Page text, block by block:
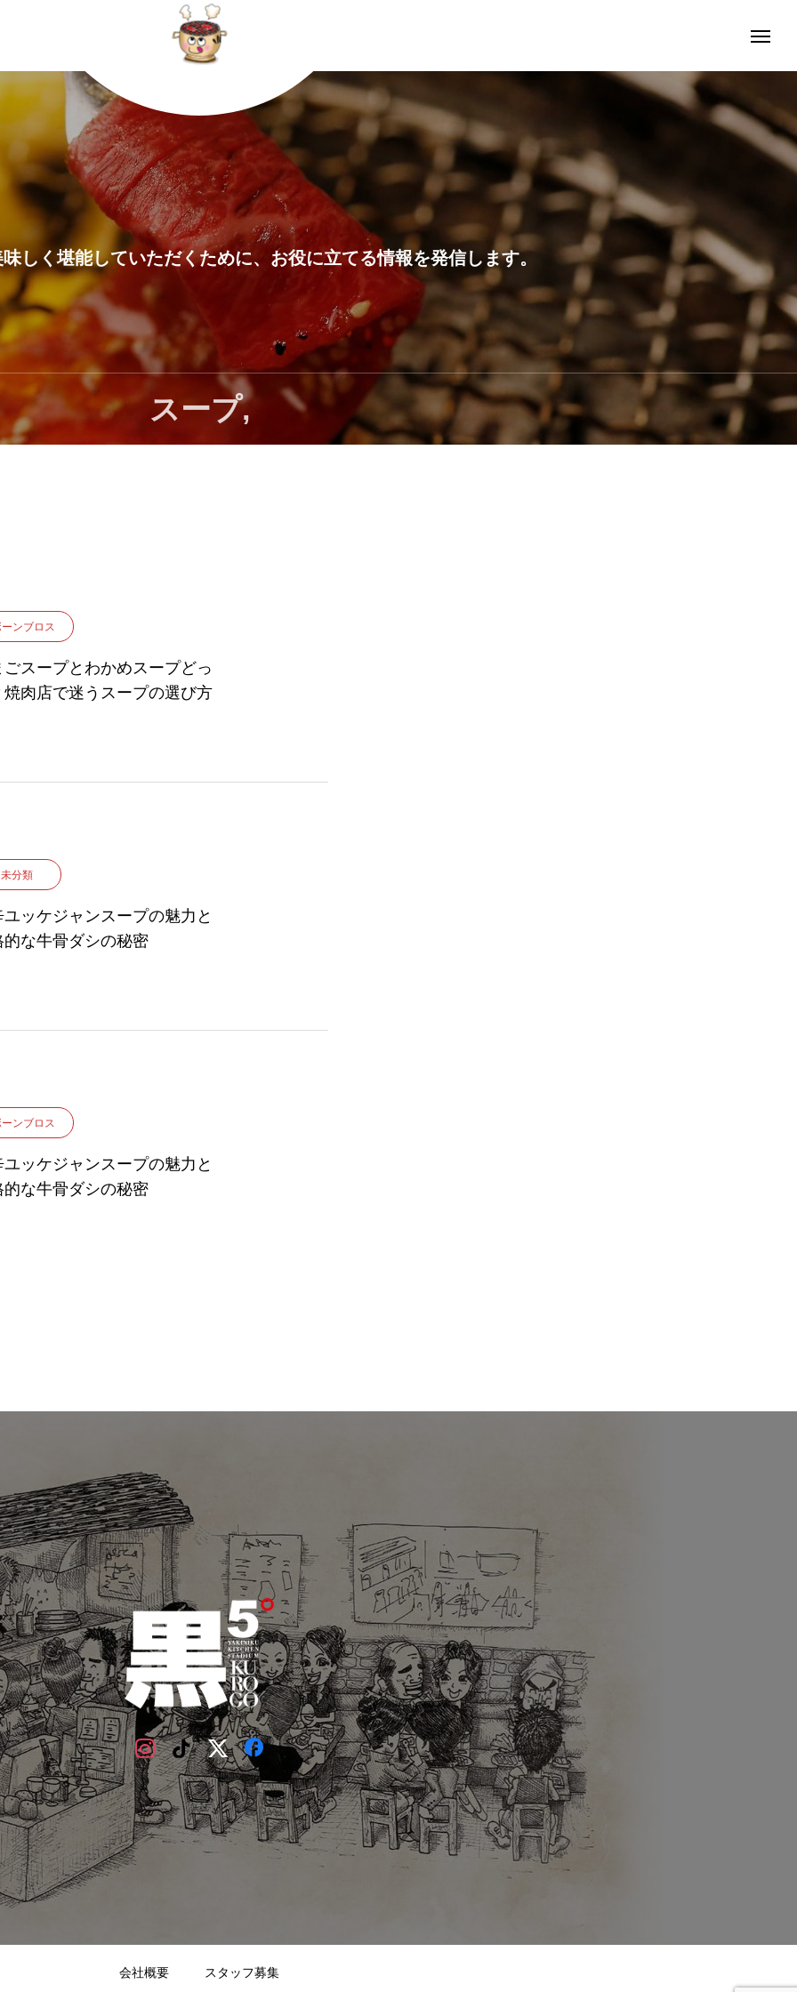
しく堪能していただくために、お役に立てる情報を発信します。
スープ,
ンブロス
ごスープとわかめスープどっ
焼肉店で迷うスープの選び方
未分類
ユッケジャンスープの魅力と
的な牛骨ダシの秘密
ンブロス
ユッケジャンスープの魅力と
的な牛骨ダシの秘密
会社概要 スタッフ募集